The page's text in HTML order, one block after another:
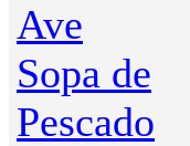
Ave
Sopa de
Pescado